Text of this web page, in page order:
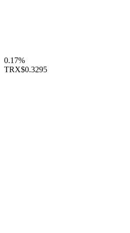
0.17%
TRX$0.3295